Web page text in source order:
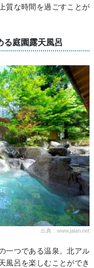
質な時間を過ごすことが
る庭園露天風呂
出典：www.jalan.net
一つである温泉。北アル
風呂を楽しむことができ